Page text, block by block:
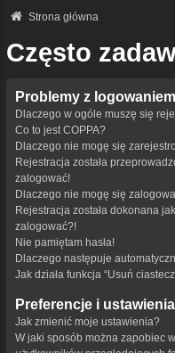
Strona główna
Często
Problemy z
Dlaczego w ogóle muszę się
Co to jest COPPA?
Dlaczego nie mogę się
Rejestracja została
zalogować!
Dlaczego nie mogę się
Rejestracja została dokonana
zalogować?!
Nie pamiętam hasła!
Dlaczego następuje
Jak działa funkcja “Usuń
Preferencje i
Jak zmienić moje ustawienia?
W jaki sposób można zapobiec